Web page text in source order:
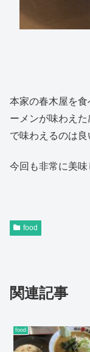
本家の春木屋を
ーメンが味わえ
で味わえるのは良
今回も非常に美味
food
関連記事
food